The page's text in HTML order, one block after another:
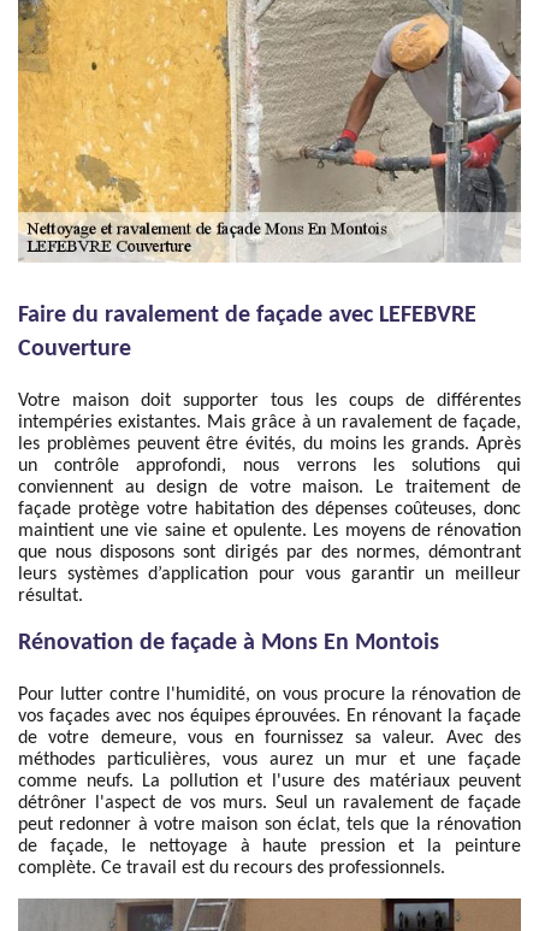
Faire du ravalement de façade avec LEFEBVRE
Couverture
Votre maison doit supporter tous les coups de différentes
intempéries existantes. Mais grâce à un ravalement de façade,
les problèmes peuvent être évités, du moins les grands. Après
un contrôle approfondi, nous verrons les solutions qui
conviennent au design de votre maison. Le traitement de
façade protège votre habitation des dépenses coûteuses, donc
maintient une vie saine et opulente. Les moyens de rénovation
que nous disposons sont dirigés par des normes, démontrant
leurs systèmes d’application pour vous garantir un meilleur
résultat.
Rénovation de façade à Mons En Montois
Pour lutter contre l'humidité, on vous procure la rénovation de
vos façades avec nos équipes éprouvées. En rénovant la façade
de votre demeure, vous en fournissez sa valeur. Avec des
méthodes particulières, vous aurez un mur et une façade
comme neufs. La pollution et l'usure des matériaux peuvent
détrôner l'aspect de vos murs. Seul un ravalement de façade
peut redonner à votre maison son éclat, tels que la rénovation
de façade, le nettoyage à haute pression et la peinture
complète. Ce travail est du recours des professionnels.